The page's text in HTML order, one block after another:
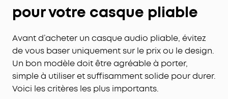
pour votre casque pliable
Avant d’acheter un casque audio pliable, évitez
de vous baser uniquement sur le prix ou le design.
Un bon modèle doit être agréable à porter,
simple à utiliser et suffisamment solide pour durer.
Voici les critères les plus importants.